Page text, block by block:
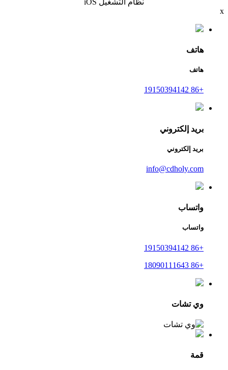
x
هاتف
هاتف
+86 19150394142
بريد إلكتروني
بريد إلكتروني
info@cdholy.com
واتساب
واتساب
+86 19150394142
+86 18090111643
وي تشات
قمة